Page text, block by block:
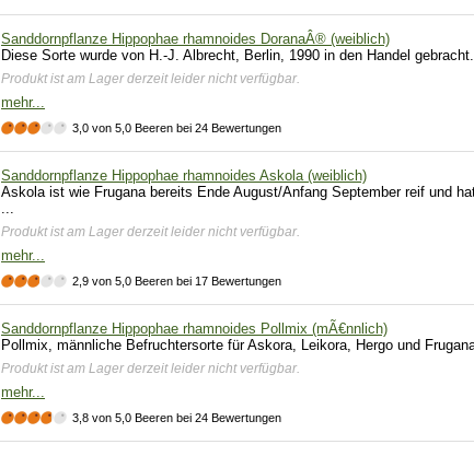
Sanddornpflanze Hippophae rhamnoides DoranaÂ® (weiblich)
Diese Sorte wurde von H.-J. Albrecht, Berlin, 1990 in den Handel
Produkt ist am Lager derzeit leider nicht verfügbar.
mehr...
3,0 von 5,0 Beeren bei 24 Bewertungen
Sanddornpflanze Hippophae rhamnoides Askola (weiblich)
Askola ist wie Frugana bereits Ende August/Anfang September reif und
...
Produkt ist am Lager derzeit leider nicht verfügbar.
mehr...
2,9 von 5,0 Beeren bei 17 Bewertungen
Sanddornpflanze Hippophae rhamnoides Pollmix (mÃ€nnlich)
Pollmix, männliche Befruchtersorte für Askora, Leikora, Hergo und
Produkt ist am Lager derzeit leider nicht verfügbar.
mehr...
3,8 von 5,0 Beeren bei 24 Bewertungen